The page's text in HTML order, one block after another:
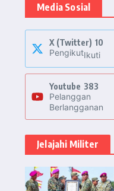
Media Sosial
X (Twitter) 10
PengikutIkuti
Youtube 383
Pelanggan
Berlangganan
Jelajahi Militer